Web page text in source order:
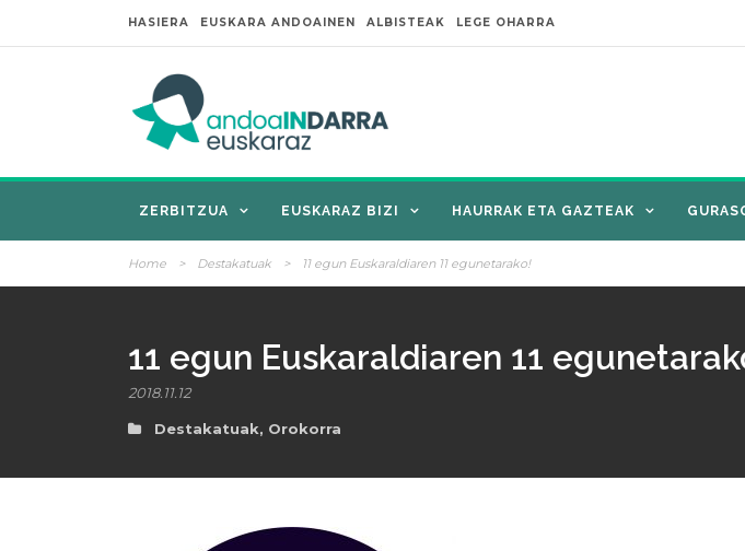
HASIERA EUSKARA ANDOAINEN ALBISTEAK LEGE OHARRA
ZERBITZUA EUSKARAZ BIZI HAURRAK ETA GAZTEAK
Home > Destakatuak > 11 egun Euskaraldiaren 11 egunetarako!
11 egun Euskaraldiaren 11
2018.11.12
Destakatuak, Orokorra